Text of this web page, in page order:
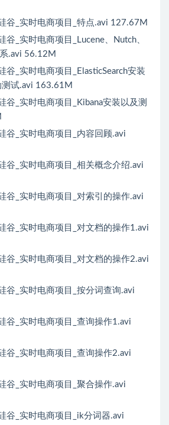
谷_实时电商项目_特点.avi 127.67M
谷_实时电商项目_Lucene、Nutch、
.avi 56.12M
谷_实时电商项目_ElasticSearch安装
测试.avi 163.61M
谷_实时电商项目_Kibana安装以及测
谷_实时电商项目_内容回顾.avi
谷_实时电商项目_相关概念介绍.avi
谷_实时电商项目_对索引的操作.avi
谷_实时电商项目_对文档的操作1.avi
谷_实时电商项目_对文档的操作2.avi
谷_实时电商项目_按分词查询.avi
谷_实时电商项目_查询操作1.avi
谷_实时电商项目_查询操作2.avi
谷_实时电商项目_聚合操作.avi
谷_实时电商项目_ik分词器.avi